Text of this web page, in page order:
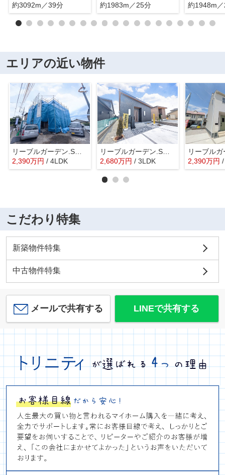
約3092m／39分
約1983m／25分
約1948m
エリアの近い物件
リーブルガーデン.S高崎市金古町第11ー①
2,390万円 / 4LDK
リーブルガーデン.S高崎市塚田町ー①
2,680万円 / 3LDK 2,390万円
こだわり特集
新築物件特集
中古物件特集
メールで共有する LINEで共有する